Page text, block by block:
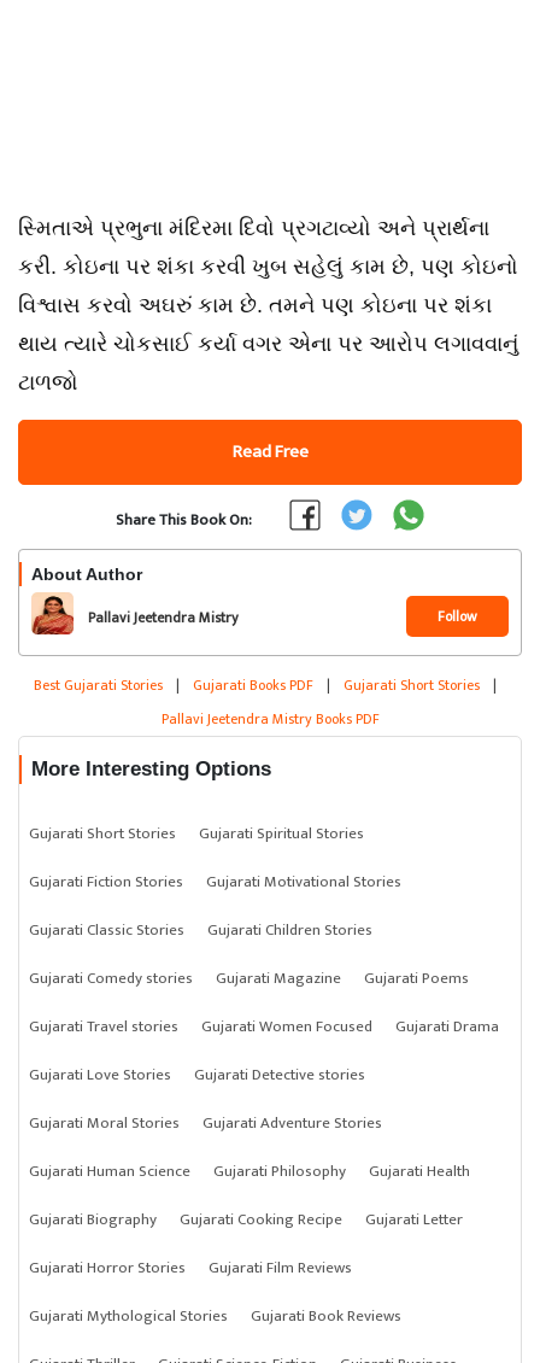
સ્મિતાએ પ્રભુના મંદિરમા દિવો પ્રગટાવ્યો અને પ્રાર્થના
કરી. કોઇના પર શંકા કરવી ખુબ સહેલું કામ છે, પણ કોઇનો
વિશ્વાસ કરવો અઘરું કામ છે. તમને પણ કોઇના પર શંકા
થાય ત્યારે ચોકસાઈ કર્યા વગર એના પર આરોપ લગાવવાનું
ટાળજો
Read Free
Share This Book On:
About Author
Pallavi Jeetendra Mistry Follow
Best Gujarati Stories | Gujarati Books PDF | Gujarati Short Stories |
Pallavi Jeetendra Mistry Books PDF
More Interesting Options
Gujarati Short Stories
Gujarati Spiritual Stories
Gujarati Fiction Stories
Gujarati Motivational Stories
Gujarati Classic Stories
Gujarati Children Stories
Gujarati Comedy stories
Gujarati Magazine
Gujarati Poems
Gujarati Travel stories
Gujarati Women Focused
Gujarati Drama
Gujarati Love Stories
Gujarati Detective stories
Gujarati Moral Stories
Gujarati Adventure Stories
Gujarati Human Science
Gujarati Philosophy
Gujarati Health
Gujarati Biography
Gujarati Cooking Recipe
Gujarati Letter
Gujarati Horror Stories
Gujarati Film Reviews
Gujarati Mythological Stories
Gujarati Book Reviews